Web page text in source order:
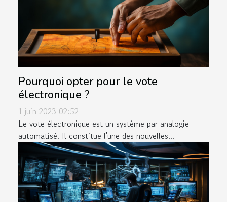
Pourquoi opter pour le vote
électronique ?
1 juin 2023 02:52
Le vote électronique est un système par analogie
automatisé. Il constitue l'une des nouvelles...